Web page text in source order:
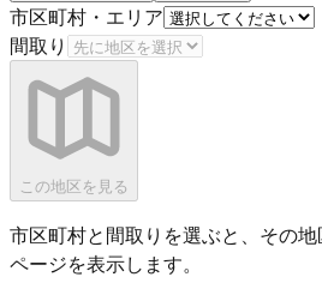
市区町村・エリア
間取り
この地区を見る
市区町村と間取りを選ぶと、その
ページを表示します。